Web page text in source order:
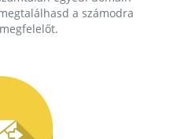
a számodra